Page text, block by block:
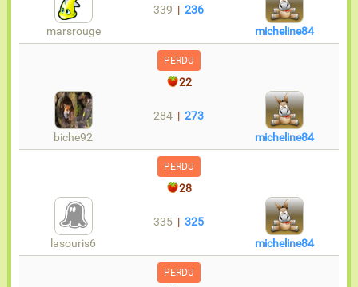
marsrouge
339 |236
micheline84
PERDU
22
biche92
284 |273
micheline84
PERDU
28
lasouris6
335 |325
micheline84
PERDU